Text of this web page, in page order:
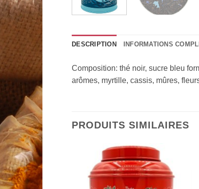
DESCRIPTION INFORMATIONS
Composition: thé noir, sucre bleu
arômes, myrtille, cassis, mûres,
PRODUITS SIMILAIRES
Add to
Wishlist
Add to
Wishlist